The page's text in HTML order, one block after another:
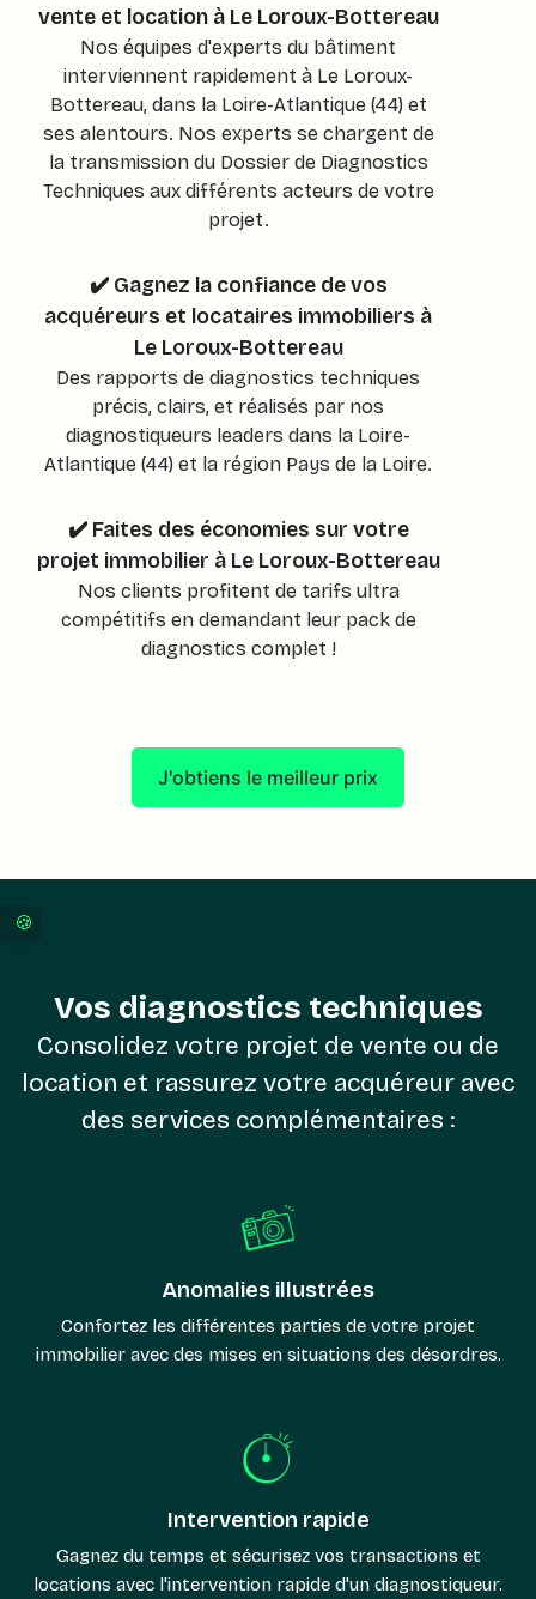
vente et location à Le Loroux-Bottereau
Nos équipes d'experts du bâtiment
interviennent rapidement à Le Loroux-
Bottereau, dans la Loire-Atlantique (44) et
ses alentours. Nos experts se chargent de
la transmission du Dossier de Diagnostics
Techniques aux différents acteurs de votre
projet.
✔️ Gagnez la confiance de vos
acquéreurs et locataires immobiliers à
Le Loroux-Bottereau
Des rapports de diagnostics techniques
précis, clairs, et réalisés par nos
diagnostiqueurs leaders dans la Loire-
Atlantique (44) et la région Pays de la Loire.
✔️ Faites des économies sur votre
projet immobilier à Le Loroux-Bottereau
Nos clients profitent de tarifs ultra
compétitifs en demandant leur pack de
diagnostics complet !
J'obtiens le meilleur prix
Vos diagnostics techniques
Consolidez votre projet de vente ou de
location et rassurez votre acquéreur avec
des services complémentaires :
Anomalies illustrées
Confortez les différentes parties de votre projet
immobilier avec des mises en situations des désordres.
Intervention rapide
Gagnez du temps et sécurisez vos transactions et
locations avec l'intervention rapide d'un diagnostiqueur.